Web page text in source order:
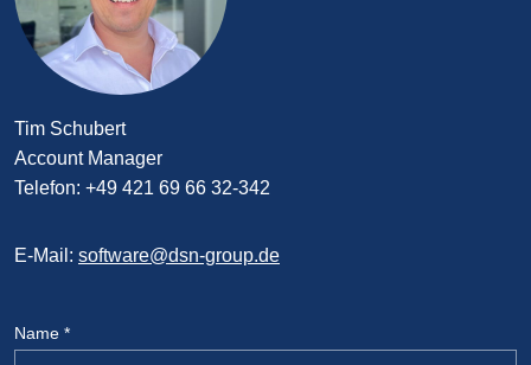
Tim Schubert
Account Manager
Telefon: +49 421 69 66 32-342
E-Mail: software@dsn-group.de
Name *